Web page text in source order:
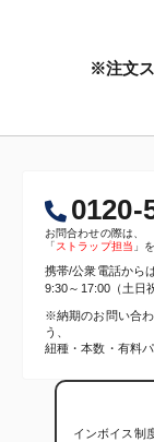
※注文
0120-
お問合わせの際は、
「ストラップ担当 」
携帯/公衆電話から
9:30～17:00（土日
※納期のお問い合
う、
紐種・本数・有料
インボイス制